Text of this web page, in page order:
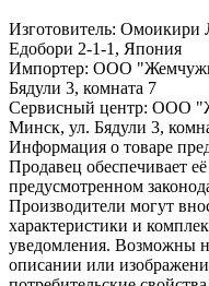
Изготовитель:
Едобори 2-1-1, Япония
Импортер: ООО
Бядули 3, комната 7
Сервисный центр: ООО
Минск, ул. Бядули 3,
Информация о товаре
Продавец обеспечивает
предусмотренном
Производители могут
характеристики и
уведомления. Возможны
описании или